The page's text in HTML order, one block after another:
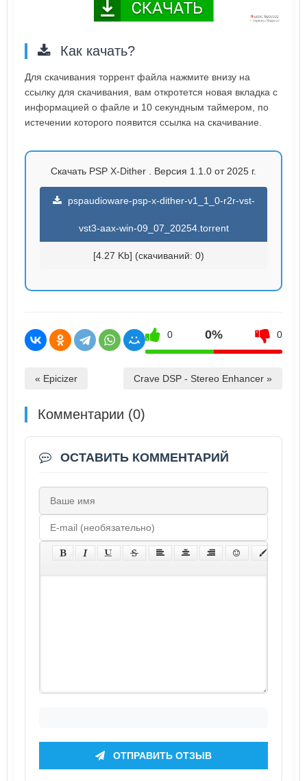
Как качать?
Для скачивания торрент файла нажмите внизу на
ссылку для скачивания, вам откротется новая вкладка с
информацией о файле и 10 секундным таймером, по
истечении которого появится ссылка на скачивание.
Скачать PSP X-Dither . Версия 1.1.0 от 2025 г.
pspaudioware-psp-x-dither-v1_1_0-r2r-vst-
vst3-aax-win-09_07_20254.torrent
[4.27 Kb] (cкачиваний: 0)
0 0% 0
« Epicizer Crave DSP - Stereo Enhancer »
Комментарии (0)
ОСТАВИТЬ КОММЕНТАРИЙ
ОТПРАВИТЬ ОТЗЫВ